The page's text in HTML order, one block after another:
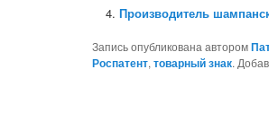
Производитель
Запись опубликована автором
Роспатент,товарный знак.